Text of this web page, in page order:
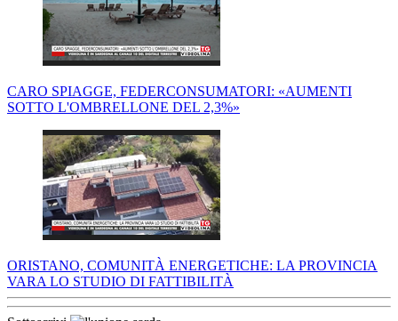
CARO SPIAGGE, FEDERCONSUMATORI: «AUMENTI
SOTTO L'OMBRELLONE DEL 2,3%»
ORISTANO, COMUNITÀ ENERGETICHE: LA PROVINCIA
VARA LO STUDIO DI FATTIBILITÀ